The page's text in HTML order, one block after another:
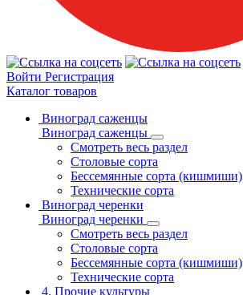
Войти Регистрация
Каталог товаров
Виноград саженцы
Виноград саженцы
Смотреть весь раздел
Столовые сорта
Бессемянные сорта (кишмиши)
Технические сорта
Виноград черенки
Виноград черенки
Смотреть весь раздел
Столовые сорта
Бессемянные сорта (кишмиши)
Технические сорта
4. Прочие культуры